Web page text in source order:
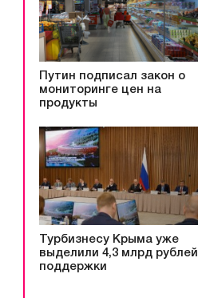
Путин подписал закон о
мониторинге цен на
продукты
Турбизнесу Крыма уже
выделили 4,3 млрд рублей
поддержки